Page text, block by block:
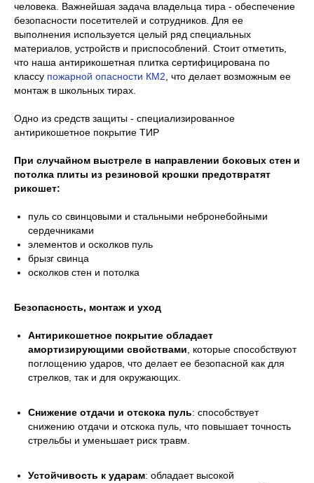
человека. Важнейшая задача владельца тира - обеспечение
безопасности посетителей и сотрудников. Для ее
выполнения используется целый ряд специальных
материалов, устройств и приспособлений. Стоит отметить,
что наша антирикошетная плитка сертифицирована по
классу пожарной опасности КМ2 , что делает возможным ее
монтаж в школьных тирах.
Одно из средств защиты - специализированное
антирикошетное покрытие ТИР
При случайном выстреле в направлении боковых стен и
потолка плиты из резиновой крошки предотвратят
рикошет:
пуль со свинцовыми и стальными небронебойными
сердечниками
элементов и осколков пуль
брызг свинца
осколков стен и потолка
Безопасность, монтаж и уход
Антирикошетное покрытие обладает
амортизирующими свойствами , которые способствуют
поглощению ударов, что делает ее безопасной как для
стрелков, так и для окружающих.
Снижение отдачи и отскока пуль: способствует
снижению отдачи и отскока пуль, что повышает точность
стрельбы и уменьшает риск травм.
Устойчивость к ударам: обладает высокой